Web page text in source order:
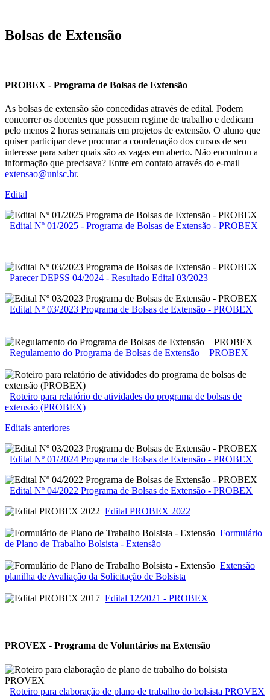
Bolsas de Extensão
PROBEX - Programa de Bolsas de Extensão
As bolsas de extensão são concedidas através de edital. Podem
concorrer os docentes que possuem regime de trabalho e dedicam
pelo menos 2 horas semanais em projetos de extensão. O aluno que
quiser participar deve procurar a coordenação dos cursos de seu
interesse para saber quais são as vagas em aberto. Não encontrou a
informação que precisava? Entre em contato através do e-mail
extensao@unisc.br.
Edital
Edital Nº 01/2025 - Programa de Bolsas de Extensão - PROBEX
Parecer DEPSS 04/2024 - Resultado Edital 03/2023
Edital Nº 03/2023 Programa de Bolsas de Extensão - PROBEX
Regulamento do Programa de Bolsas de Extensão – PROBEX
Roteiro para relatório de atividades do programa de bolsas de
extensão (PROBEX)
Editais anteriores
Edital Nº 01/2024 Programa de Bolsas de Extensão - PROBEX
Edital Nº 04/2022 Programa de Bolsas de Extensão - PROBEX
Edital PROBEX 2022
Formulário
de Plano de Trabalho Bolsista - Extensão
Extensão
planilha de Avaliação da Solicitação de Bolsista
Edital 12/2021 - PROBEX
PROVEX - Programa de Voluntários na Extensão
Roteiro para elaboração de plano de trabalho do bolsista PROVEX